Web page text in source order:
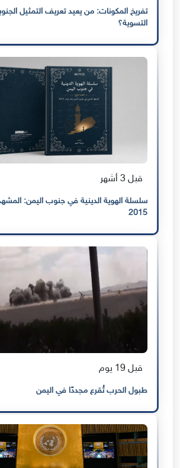
تفريخ المكونات: من يعيد تعريف التمثيل
التسوية؟
قبل 3 أشهر
سلسلة الهوية الدينية في جنوب اليمن:
2015
قبل 19 يوم
طبول الحرب تُقرع مجددًا في اليمن